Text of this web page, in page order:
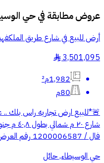
عروض مطابقة فيحي
أرض للبيع في شارع طريق
3,501,095
§
1,982م²
80م
فال / 1200006587 رقم العرض ١٠٨
حي الوسيطاء, حائل